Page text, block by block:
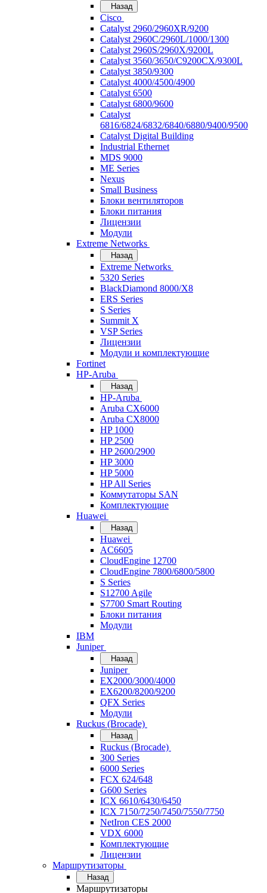
Назад
Cisco
Catalyst 2960/2960XR/9200
Catalyst 2960C/2960L/1000/1300
Catalyst 2960S/2960X/9200L
Catalyst 3560/3650/C9200CX/9300L
Catalyst 3850/9300
Catalyst 4000/4500/4900
Catalyst 6500
Catalyst 6800/9600
Catalyst
6816/6824/6832/6840/6880/9400/9500
Catalyst Digital Building
Industrial Ethernet
MDS 9000
ME Series
Nexus
Small Business
Блоки вентиляторов
Блоки питания
Лицензии
Модули
Extreme Networks
Назад
Extreme Networks
5320 Series
BlackDiamond 8000/X8
ERS Series
S Series
Summit X
VSP Series
Лицензии
Модули и комплектующие
Fortinet
HP-Aruba
Назад
HP-Aruba
Aruba CX6000
Aruba CX8000
HP 1000
HP 2500
HP 2600/2900
HP 3000
HP 5000
HP All Series
Коммутаторы SAN
Комплектующие
Huawei
Назад
Huawei
AC6605
CloudEngine 12700
CloudEngine 7800/6800/5800
S Series
S12700 Agile
S7700 Smart Routing
Блоки питания
Модули
IBM
Juniper
Назад
Juniper
EX2000/3000/4000
EX6200/8200/9200
QFX Series
Модули
Ruckus (Brocade)
Назад
Ruckus (Brocade)
300 Series
6000 Series
FCX 624/648
G600 Series
ICX 6610/6430/6450
ICX 7150/7250/7450/7550/7750
NetIron CES 2000
VDX 6000
Комплектующие
Лицензии
Маршрутизаторы
Назад
Маршрутизаторы